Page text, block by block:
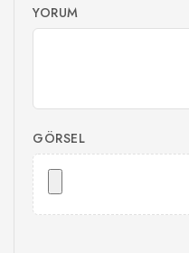
YORUM
GÖRSEL